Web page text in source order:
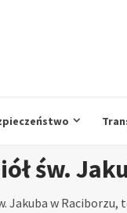
św.
Jakuba w